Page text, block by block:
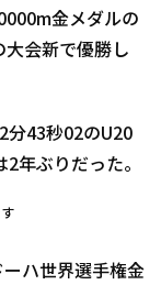
金メダルの
大会新で優勝し
分43秒02のU20
年ぶりだった。
ハ世界選手権金